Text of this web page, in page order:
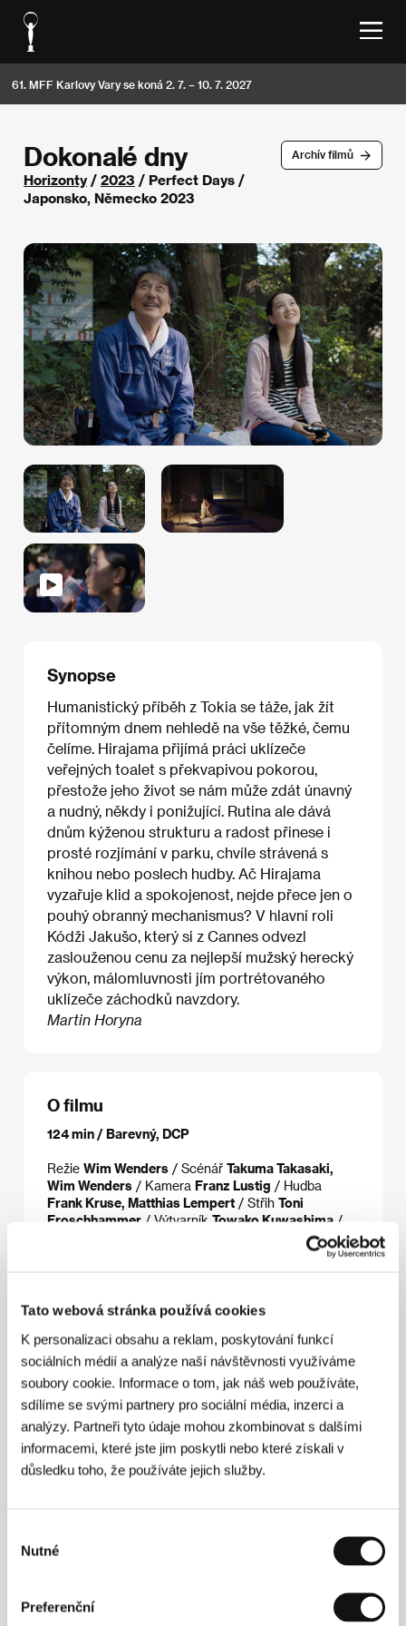
Tato webová stránka používá cookies
K personalizaci obsahu a reklam, poskytování funkcí
sociálních médií a analýze naší návštěvnosti využíváme
soubory cookie. Informace o tom, jak náš web používáte,
sdílíme se svými partnery pro sociální média, inzerci a
analýzy. Partneři tyto údaje mohou zkombinovat s dalšími
informacemi, které jste jim poskytli nebo které získali v
důsledku toho, že používáte jejich služby.
souhlasu
Nutné
Preferenční
61. MFF Karlovy Vary se koná 2. 7. – 10. 7. 2027
Archív filmů
Dokonalé dny
Horizonty/ 2023 / Perfect Days /
Japonsko, Německo 2023
Synopse
Humanistický příběh z Tokia se táže, jak žít
přítomným dnem nehledě na vše těžké, čemu
čelíme. Hirajama přijímá práci uklízeče
veřejných toalet s překvapivou pokorou,
přestože jeho život se nám může zdát únavný
a nudný, někdy i ponižující. Rutina ale dává
dnům kýženou strukturu a radost přinese i
prosté rozjímání v parku, chvíle strávená s
knihou nebo poslech hudby. Ač Hirajama
vyzařuje klid a spokojenost, nejde přece jen o
pouhý obranný mechanismus? V hlavní roli
Kódži Jakušo, který si z Cannes odvezl
zaslouženou cenu za nejlepší mužský herecký
výkon, málomluvnosti jím portrétovaného
uklízeče záchodků navzdory.
Martin Horyna
O filmu
124 min / Barevný, DCP
Režie Wim Wenders / Scénář Takuma Takasaki,
Wim Wenders / Kamera Franz Lustig / Hudba
Frank Kruse, Matthias Lempert / Střih Toni
Froschhammer / Výtvarník Towako Kuwashima /
Wim Wenders, Takuma Takasaki, Koji
Master Mind, Wenders Images /
/ SalesThe Match Factory/ Distributor
Režie